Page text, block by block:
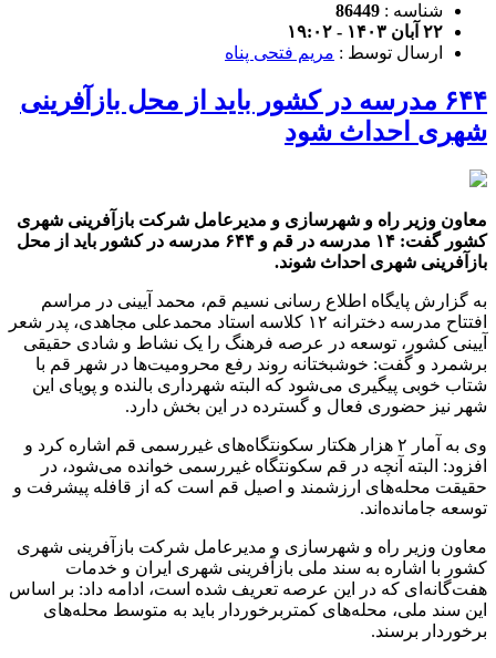
شناسه : 86449
۲۲ آبان ۱۴۰۳ - ۱۹:۰۲
ارسال توسط : مریم فتحی پناه
۶۴۴ مدرسه در کشور باید از محل بازآفرینی
شهری احداث شود
معاون وزیر راه و شهرسازی و مدیرعامل شرکت بازآفرینی شهری
کشور گفت: ۱۴ مدرسه در قم و ۶۴۴ مدرسه در کشور باید از محل
بازآفرینی شهری احداث شوند.
به گزارش پایگاه اطلاع رسانی نسیم قم، محمد آیینی در مراسم
افتتاح مدرسه دخترانه ۱۲ کلاسه استاد محمدعلی مجاهدی، پدر شعر
آیینی کشور، توسعه در عرصه فرهنگ را یک نشاط و شادی حقیقی
برشمرد و گفت: خوشبختانه روند رفع محرومیت‌ها در شهر قم با
شتاب خوبی پیگیری می‌شود که البته شهرداری بالنده و پویای این
شهر نیز حضوری فعال و گسترده در این بخش دارد.
وی به آمار ۲ هزار هکتار سکونتگاه‌های غیررسمی قم اشاره کرد و
افزود: البته آنچه در قم سکونتگاه غیررسمی خوانده می‌شود، در
حقیقت محله‌های ارزشمند و اصیل قم است که از قافله پیشرفت و
توسعه جامانده‌اند.
معاون وزیر راه و شهرسازی و مدیرعامل شرکت بازآفرینی شهری
کشور با اشاره به سند ملی بازآفرینی شهری ایران و خدمات
هفت‌گانه‌ای که در این عرصه تعریف شده است، ادامه داد: بر اساس
این سند ملی، محله‌های کمتربرخوردار باید به متوسط محله‌های
برخوردار برسند.